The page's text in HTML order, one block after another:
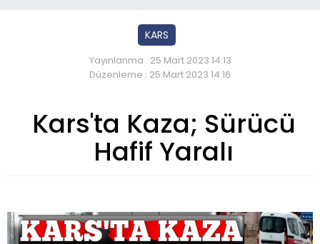
KARS
Yayınlanma : 25 Mart 2023 14:13
Düzenleme : 25 Mart 2023 14:16
Kars'ta Kaza; Sürücü
Hafif Yaralı